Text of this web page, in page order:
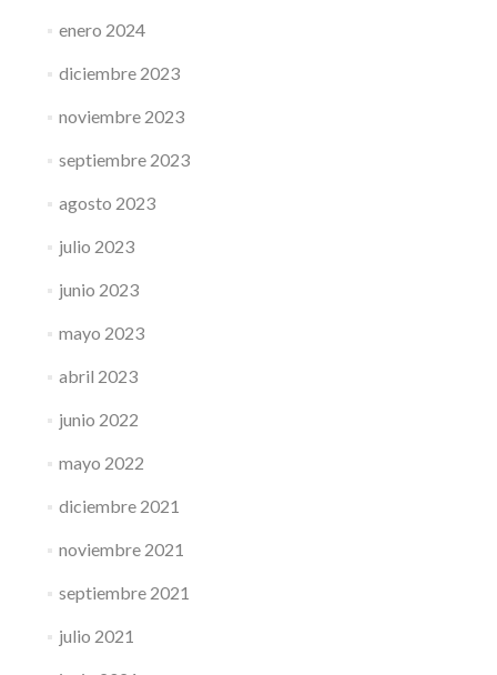
enero 2024
diciembre 2023
noviembre 2023
septiembre 2023
agosto 2023
julio 2023
junio 2023
mayo 2023
abril 2023
junio 2022
mayo 2022
diciembre 2021
noviembre 2021
septiembre 2021
julio 2021